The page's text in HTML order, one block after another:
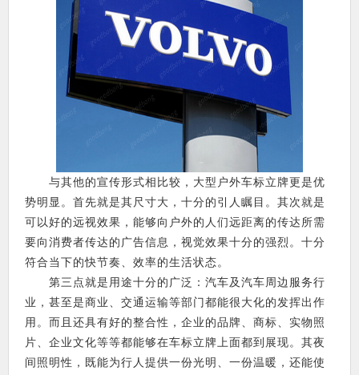
与其他的宣传形式相比较，大型户外车标立牌更是优
势明显。首先就是其尺寸大，十分的引人瞩目。其次就是
可以好的远视效果，能够向户外的人们远距离的传达所需
要向消费者传达的广告信息，视觉效果十分的强烈。十分
符合当下的快节奏、效率的生活状态。
第三点就是用途十分的广泛：汽车及汽车周边服务行
业，甚至是商业、交通运输等部门都能很大化的发挥出作
用。而且还具有好的整合性，企业的品牌、商标、实物照
片、企业文化等等都能够在车标立牌上面都到展现。其夜
间照明性，既能为行人提供一份光明、一份温暖，还能使